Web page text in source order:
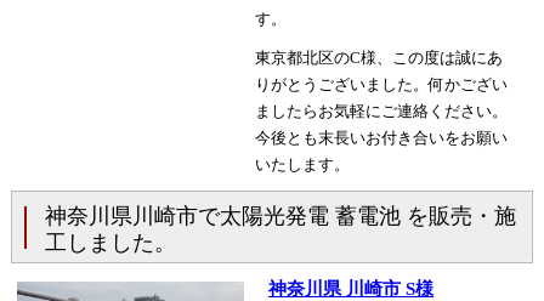
す。
東京都北区のC様、この度は誠にあ
りがとうございました。何かござい
ましたらお気軽にご連絡ください。
今後とも末長いお付き合いをお願い
いたします。
神奈川県川崎市で太陽光発電 蓄電池 を販売・施
工しました。
神奈川県 川崎市 S様